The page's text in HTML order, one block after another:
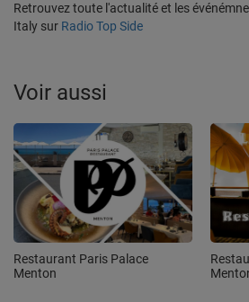
Retrouvez toute l'actualité et les
Italy sur Radio Top Side
Voir aussi
Restaurant Paris Palace
Menton